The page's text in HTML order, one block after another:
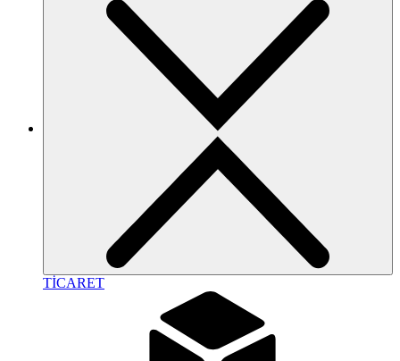
TİCARET